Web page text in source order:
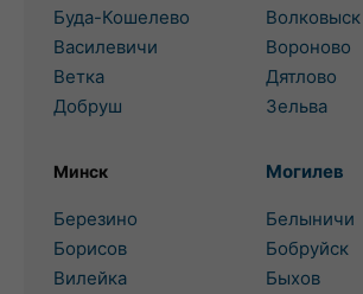
Буда-Кошелево
Василевичи
Ветка
Добруш
Волковыск
Вороново
Дятлово
Зельва
Минск
Березино
Борисов
Вилейка
Могилев
Белыничи
Бобруйск
Быхов